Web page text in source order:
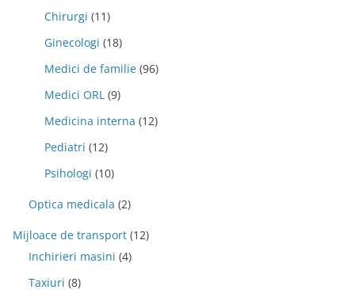
Chirurgi (11)
Ginecologi (18)
Medici de familie (96)
Medici ORL (9)
Medicina interna (12)
Pediatri (12)
Psihologi (10)
Optica medicala (2)
Mijloace de transport (12)
Inchirieri masini (4)
Taxiuri (8)